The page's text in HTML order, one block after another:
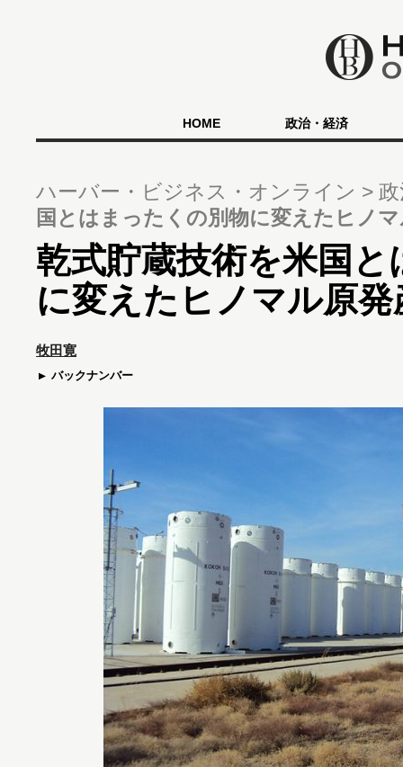
HOME 政治・経済
ハーバー・ビジネス・オンライン
国とはまったくの別物に変えたヒノ
乾式貯蔵技術を米国
に変えたヒノマル原
牧田寛
バックナンバー